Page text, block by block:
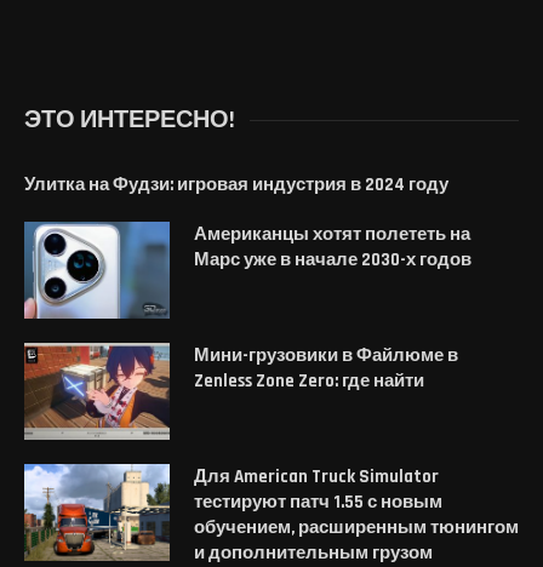
ЭТО ИНТЕРЕСНО!
Улитка на Фудзи: игровая индустрия в 2024 году
Американцы хотят полететь на
Марс уже в начале 2030-х годов
Мини-грузовики в Файлюме в
Zenless Zone Zero: где найти
Для American Truck Simulator
тестируют патч 1.55 с новым
обучением, расширенным тюнингом
и дополнительным грузом